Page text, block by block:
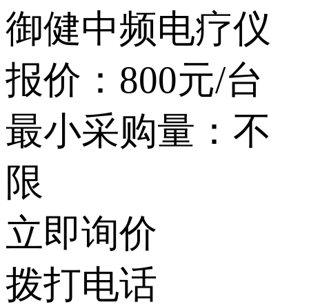
御健中频电疗仪
报价： 800元/台
最小采购量：不
限
立即询价
拨打电话